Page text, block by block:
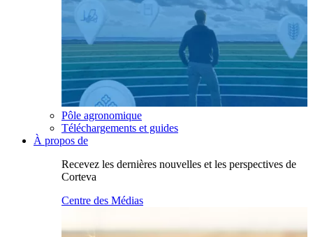
Pôle agronomique
Téléchargements et guides
À propos de
Recevez les dernières nouvelles et les perspectives de
Corteva
Centre des Médias